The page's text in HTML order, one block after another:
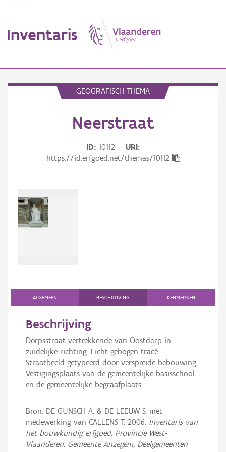
Inventaris
Gebeurtenis
Aanmelden
GEOGRAFISCH THEMA
Neerstraat
ID 10112
URI
https://id.erfgoed.net/themas/10112
ALGEMEEN BESCHRIJVING KENMERKEN
Beschrijving
Dorpsstraat vertrekkende van Oostdorp in
zuidelijke richting. Licht gebogen tracé.
Straatbeeld getypeerd door verspreide bebouwing.
Vestigingsplaats van de gemeentelijke basisschool
en de gemeentelijke begraafplaats.
Bron: DE GUNSCH A. & DE LEEUW S. met
medewerking van CALLENS T. 2006: Inventaris van
het bouwkundig erfgoed, Provincie West-
Vlaanderen, Gemeente Anzegem, Deelgemeenten